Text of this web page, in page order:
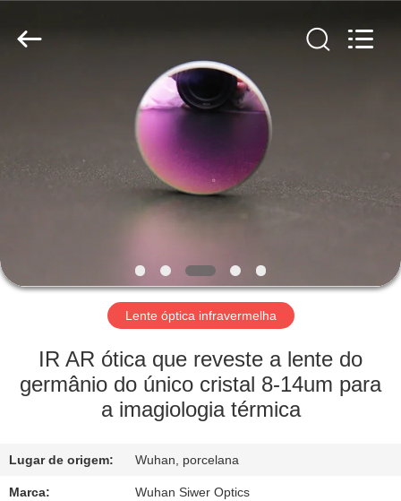
PRODUTOS
EXCURSÃO
FÁBRICA
CONTROLE
QUALIDADE
fornecedor.
Copyright
Lente óptica infravermelha
IR AR ótica que reveste a lente do
germânio do único cristal 8-14um para
a imagiologia térmica
Lugar de origem: Wuhan, porcelana
Marca: Wuhan Siwer Optics